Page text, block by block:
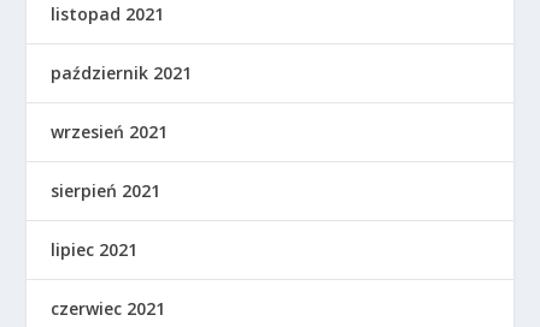
listopad 2021
październik 2021
wrzesień 2021
sierpień 2021
lipiec 2021
czerwiec 2021